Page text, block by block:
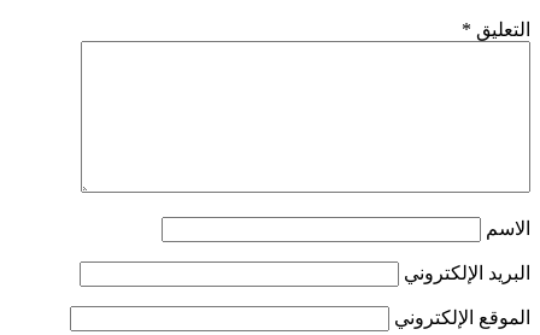
التعليق *
الاسم
البريد الإلكتروني
الموقع الإلكتروني